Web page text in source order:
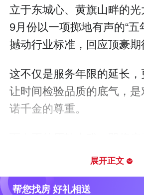
立于东城心、黄旗山畔的光
9月份以一项掷地有声的“五
撼动行业标准，回应顶豪期
这不仅是服务年限的延长
让时间检验品质的底气，
诺千金的尊重。
10月1日，项目环幕山景
将正式开启预约观赏，以“
展开正文
帮您找房 好礼相送